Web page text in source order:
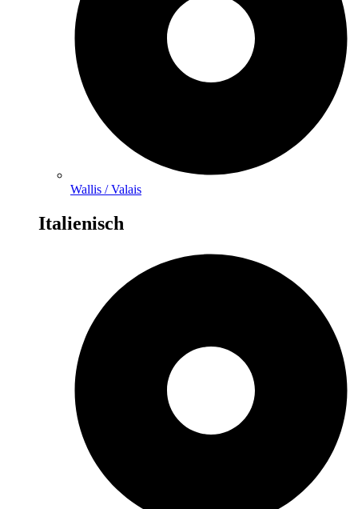
Wallis / Valais
Italienisch